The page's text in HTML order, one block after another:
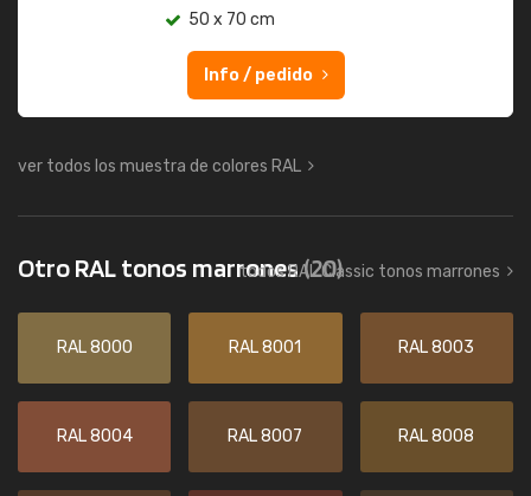
50 x 70 cm
Info / pedido
ver todos los muestra de colores RAL
Otro RAL tonos marrones(20)
todos RAL Classic tonos marrones
RAL 8000 RAL 8001 RAL 8003
RAL 8004 RAL 8007 RAL 8008